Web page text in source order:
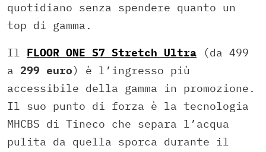
quotidiano senza spendere quanto un
top di gamma.
Il FLOOR ONE S7 Stretch Ultra (da 499
a 299 euro) è l’ingresso più
accessibile della gamma in promozione.
Il suo punto di forza è la tecnologia
MHCBS di Tineco che separa l’acqua
pulita da quella sporca durante il